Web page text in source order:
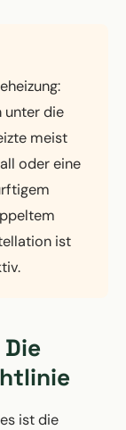
unter die
meist
oder eine
ist
ist die